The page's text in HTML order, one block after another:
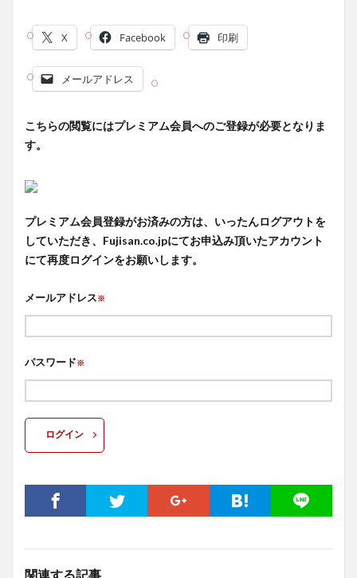
X Facebook 印刷
メールアドレス
こちらの閲覧にはプレミアム会員へのご登録が必要となりま
す。
プレミアム会員登録がお済みの方は、いったんログアウトを
していただき、Fujisan.co.jpにてお申込み頂いたアカウント
にて再度ログインをお願いします。
メールアドレス※
パスワード※
ログイン
関連する記事